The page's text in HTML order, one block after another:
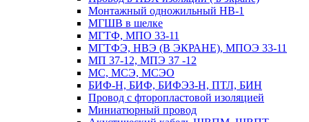
Монтажный одножильный HB-1
МГШВ в шелке
МГТФ, МПО 33-11
МГТФЭ, НВЭ (В ЭКРАНЕ), МПОЭ 33-11
МП 37-12, МПЭ 37 -12
МС, МСЭ, МСЭО
БИФ-Н, БИФ, БИФЭЗ-Н, ПТЛ, БИН
Провод с фторопластовой изоляцией
Миниатюрный провод